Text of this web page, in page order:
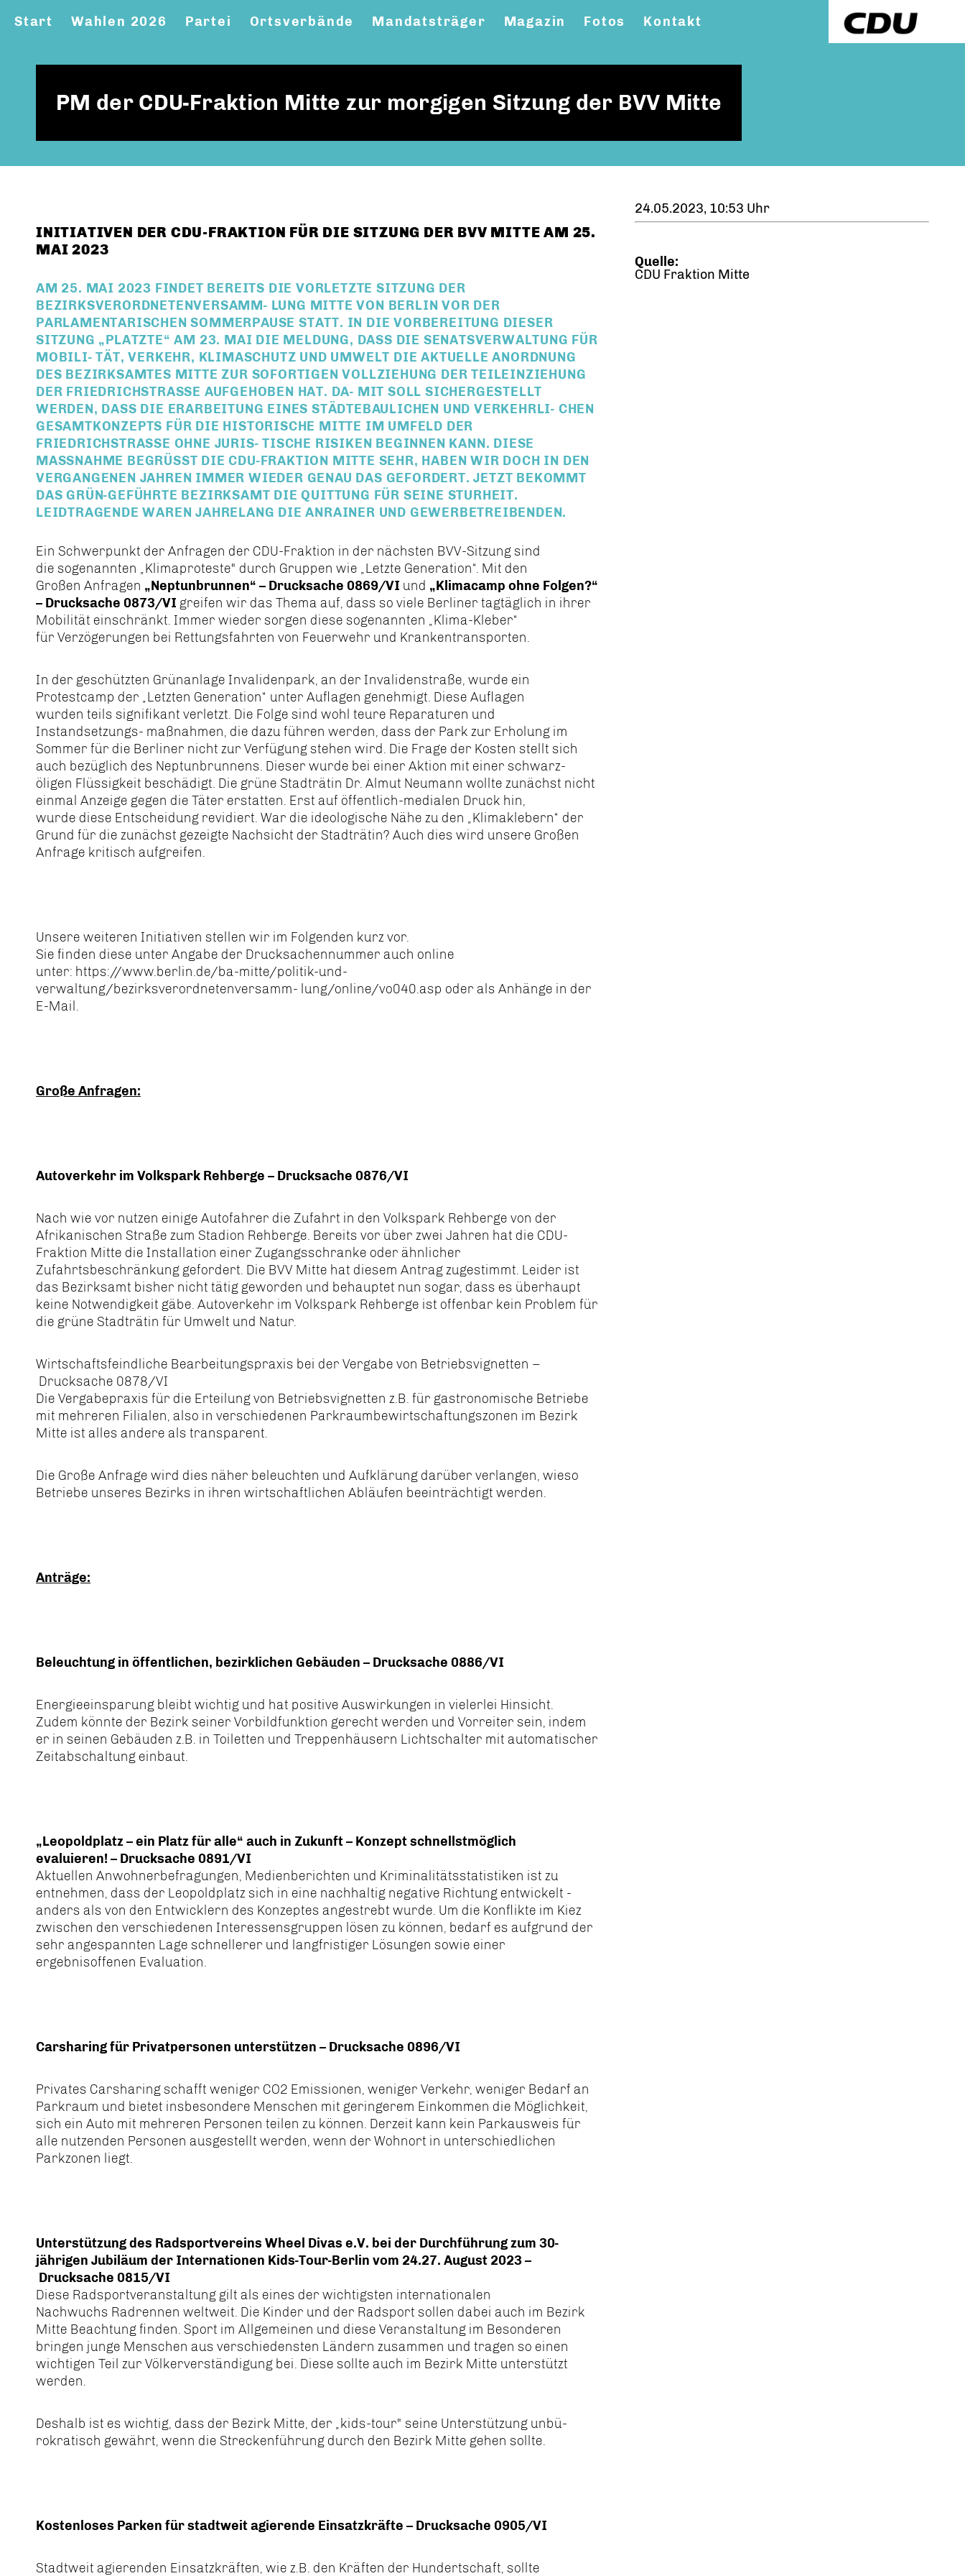
Start Wahlen 2026 Partei Ortsverbände Mandatsträger Magazin Fotos Kontakt
PM der CDU-Fraktion Mitte zur morgigen Sitzung der BVV Mitte
INITIATIVEN DER CDU-FRAKTION FÜR DIE SITZUNG DER BVV MITTE AM 25.
MAI 2023
AM 25. MAI 2023 FINDET BEREITS DIE VORLETZTE SITZUNG DER
BEZIRKSVERORDNETENVERSAMM- LUNG MITTE VON BERLIN VOR DER
PARLAMENTARISCHEN SOMMERPAUSE STATT. IN DIE VORBEREITUNG DIESER
SITZUNG „PLATZTE“ AM 23. MAI DIE MELDUNG, DASS DIE SENATSVERWALTUNG FÜR
MOBILI- TÄT, VERKEHR, KLIMASCHUTZ UND UMWELT DIE AKTUELLE ANORDNUNG
DES BEZIRKSAMTES MITTE ZUR SOFORTIGEN VOLLZIEHUNG DER TEILEINZIEHUNG
DER FRIEDRICHSTRASSE AUFGEHOBEN HAT. DA- MIT SOLL SICHERGESTELLT W
ERDEN, DASS DIE ERARBEITUNG EINES STÄDTEBAULICHEN UND VERKEHRLI- CHEN G
ESAMTKONZEPTS FÜR DIE HISTORISCHE MITTE IM UMFELD DER F
RIEDRICHSTRASSE OHNE JURIS- TISCHE RISIKEN BEGINNEN KANN. DIESE MA
SSNAHME BEGRÜSST DIE CDU-FRAKTION MITTE SEHR, HABEN WIR DOCH IN DEN VERG
ANGENEN JAHREN IMMER WIEDER GENAU DAS GEFORDERT. JETZT BEKOMMT DAS
GRÜN-GEFÜHRTE BEZIRKSAMT DIE QUITTUNG FÜR SEINE STURHEIT. LEID
TRAGENDE WAREN JAHRELANG DIE ANRAINER UND GEWERBETREIBENDEN.
Ein Schwerpunkt der Anfragen der CDU-Fraktion in der nächsten BVV-Sitzung sind
die sogenannten „Klimaproteste" durch Gruppen wie „Letzte Generation“. Mit den
Großen Anfragen Neptunbrunnen“ – Drucksache 0869/VI und Klimacamp ohne Folgen?“
– Drucksache 0873/VI greifen wir das Thema auf, dass so viele Berliner tagtäglich in ihrer
Mobilität einschränkt. Immer wieder sorgen diese sogenannten „Klima-Kleber“
für Verzögerungen bei Rettungsfahrten von Feuerwehr und Krankentransporten.
In der geschützten Grünanlage Invalidenpark, an der Invalidenstraße, wurde ein
Protestcamp der „Letzten Generation“ unter Auflagen genehmigt. Diese Auflagen
wurden teils signifikant verletzt. Die Folge sind wohl teure Reparaturen und
Instandsetzungs- maßnahmen, die dazu führen werden, dass der Park zur Erholung im
Sommer für die Berliner nicht zur Verfügung stehen wird. Die Frage der Kosten stellt sich
auch bezüglich des Neptunbrunnens. Dieser wurde bei einer Aktion mit einer schwarz-
öligen Flüssigkeit beschädigt. Die grüne Stadträtin Dr. Almut Neumann wollte zunächst nicht
einmal Anzeige gegen die Täter erstatten. Erst auf öffentlich-medialen Druck hin,
wurde diese Entscheidung revidiert. War die ideologische Nähe zu den „Klimaklebern“ der
Grund für die zunächst gezeigte Nachsicht der Stadträtin? Auch dies wird unsere Großen
Anfrage kritisch aufgreifen.
Unsere weiteren Initiativen stellen wir im Folgenden kurz vor.
Sie finden diese unter Angabe der Drucksachennummer auch online
unter: https://www.berlin.de/ba-mitte/politik-und-
verwaltung/bezirksverordnetenversamm- lung/online/vo040.asp oder als Anhänge in der
E-Mail.
Große Anfragen:
Autoverkehr im Volkspark Rehberge – Drucksache 0876/VI
Nach wie vor nutzen einige Autofahrer die Zufahrt in den Volkspark Rehberge von der
Afrikanischen Straße zum Stadion Rehberge. Bereits vor über zwei Jahren hat die CDU-
Fraktion Mitte die Installation einer Zugangsschranke oder ähnlicher
Zufahrtsbeschränkung gefordert. Die BVV Mitte hat diesem Antrag zugestimmt. Leider ist
das Bezirksamt bisher nicht tätig geworden und behauptet nun sogar, dass es überhaupt
keine Notwendigkeit gäbe. Autoverkehr im Volkspark Rehberge ist offenbar kein Problem für
die grüne Stadträtin für Umwelt und Natur.
Wirtschaftsfeindliche Bearbeitungspraxis bei der Vergabe von Betriebsvignetten –
Drucksache 0878/VI
Die Vergabepraxis für die Erteilung von Betriebsvignetten z.B. für gastronomische Betriebe
mit mehreren Filialen, also in verschiedenen Parkraumbewirtschaftungszonen im Bezirk
Mitte ist alles andere als transparent.
Die Große Anfrage wird dies näher beleuchten und Aufklärung darüber verlangen, wieso
Betriebe unseres Bezirks in ihren wirtschaftlichen Abläufen beeinträchtigt werden.
Anträge:
Beleuchtung in öffentlichen, bezirklichen Gebäuden – Drucksache 0886/VI
Energieeinsparung bleibt wichtig und hat positive Auswirkungen in vielerlei Hinsicht.
Zudem könnte der Bezirk seiner Vorbildfunktion gerecht werden und Vorreiter sein, indem
er in seinen Gebäuden z.B. in Toiletten und Treppenhäusern Lichtschalter mit automatischer
Zeitabschaltung einbaut.
Leopoldplatz – ein Platz für alle“ auch in Zukunft – Konzept schnellstmöglich
evaluieren! – Drucksache 0891/VI
Aktuellen Anwohnerbefragungen, Medienberichten und Kriminalitätsstatistiken ist zu
entnehmen, dass der Leopoldplatz sich in eine nachhaltig negative Richtung entwickelt -
anders als von den Entwicklern des Konzeptes angestrebt wurde. Um die Konflikte im Kiez
zwischen den verschiedenen Interessensgruppen lösen zu können, bedarf es aufgrund der
sehr angespannten Lage schnellerer und langfristiger Lösungen sowie einer
ergebnisoffenen Evaluation.
Carsharing für Privatpersonen unterstützen – Drucksache 0896/VI
Privates Carsharing schafft weniger CO2 Emissionen, weniger Verkehr, weniger Bedarf an
Parkraum und bietet insbesondere Menschen mit geringerem Einkommen die Möglichkeit,
sich ein Auto mit mehreren Personen teilen zu können. Derzeit kann kein Parkausweis für
alle nutzenden Personen ausgestellt werden, wenn der Wohnort in unterschiedlichen
Parkzonen liegt.
Unterstützung des Radsportvereins Wheel Divas e.V. bei der Durchführung zum 30-
jährigen Jubiläum der Internationen Kids-Tour-Berlin vom 24.27. August 2023 –
Drucksache 0815/VI
Diese Radsportveranstaltung gilt als eines der wichtigsten internationalen
Nachwuchs Radrennen weltweit. Die Kinder und der Radsport sollen dabei auch im Bezirk
Mitte Beachtung finden. Sport im Allgemeinen und diese Veranstaltung im Besonderen
bringen junge Menschen aus verschiedensten Ländern zusammen und tragen so einen
wichtigen Teil zur Völkerverständigung bei. Diese sollte auch im Bezirk Mitte unterstützt
werden.
Deshalb ist es wichtig, dass der Bezirk Mitte, der „kids-tour" seine Unterstützung unbü-
rokratisch gewährt, wenn die Streckenführung durch den Bezirk Mitte gehen sollte.
Kostenloses Parken für stadtweit agierende Einsatzkräfte – Drucksache 0905/VI
Stadtweit agierenden Einsatzkräften, wie z.B. den Kräften der Hundertschaft, sollte
24.05.2023, 10:53 Uhr
Quelle:
CDU Fraktion Mitte